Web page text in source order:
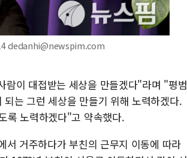
dedanhi@newspim.com
람이 대접받는 세상을 만들겠다"라며 "평범
는 그런 세상을 만들기 위해 노력하겠다.
록 노력하겠다"고 약속했다.
서 거주하다가 부친의 근무지 이동에 따라